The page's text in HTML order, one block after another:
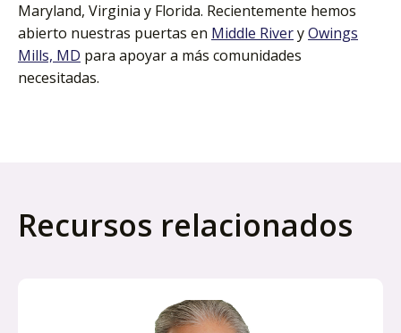
Maryland, Virginia y Florida. Recientemente hemos
abierto nuestras puertas en Middle RiveryOwings
Mills, MD para apoyar a más comunidades
necesitadas.
Recursos relacionados